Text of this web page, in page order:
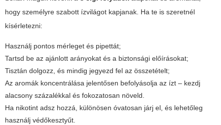
hogy személyre szabott ízvilágot kapjanak. Ha te is szeretnél
kísérletezni:
Használj pontos mérleget és pipettát;
Tartsd be az ajánlott arányokat és a biztonsági előírásokat;
Tisztán dolgozz, és mindig jegyezd fel az összetételt;
Az aromák koncentrálása jelentősen befolyásolja az ízt – kezdj
alacsony százalékkal és fokozatosan növeld.
Ha nikotint adsz hozzá, különösen óvatosan járj el, és lehetőleg
használj védőkesztyűt.